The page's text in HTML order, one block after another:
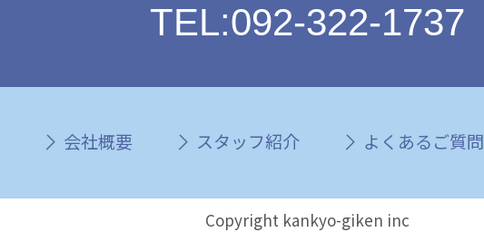
TEL:092-322-1737
会社概要 スタッフ紹介 よくあるご質問
Copyright kankyo-giken inc